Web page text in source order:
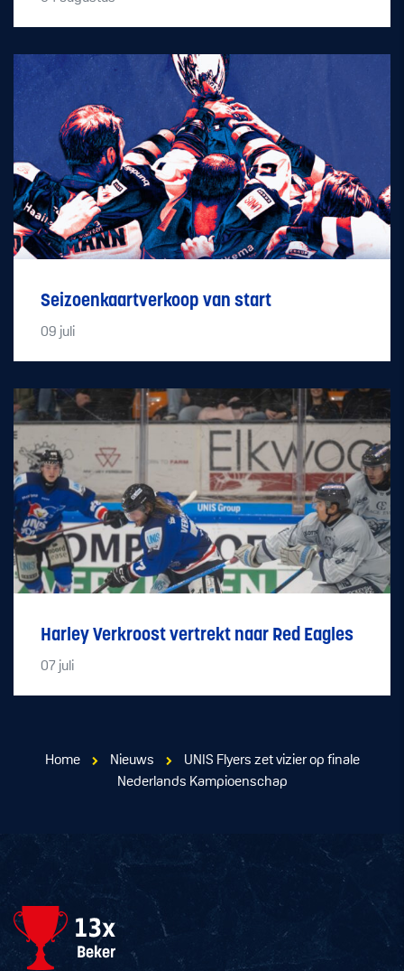
Seizoenkaartverkoop van start
09 juli
Harley Verkroost vertrekt naar Red Eagles
07 juli
Home Nieuws
UNIS Flyers zet vizier op finale
Nederlands Kampioenschap